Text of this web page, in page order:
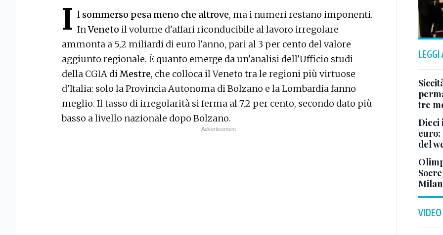
I l sommerso pesa meno che altrove, ma i numeri restano imponenti.
InVeneto il volume d'affari riconducibile al lavoro irregolare
ammonta a 5,2 miliardi di euro l'anno, pari al 3 per cento del valore
aggiunto regionale. È quanto emerge da un'analisi dell'Ufficio studi
della CGIA diMestre, che colloca il Veneto tra le regioni più virtuose
d'Italia: solo la Provincia Autonoma di Bolzano e la Lombardia fanno
meglio. Il tasso di irregolarità si ferma al 7,2 per cento, secondo dato più
basso a livello nazionale dopo Bolzano.
LEGGI
tre
Dieci
euro:
del
VIDEO